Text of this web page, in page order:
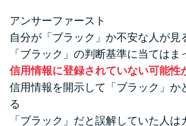
カードローンの見
得した話
最速！最短40分で
アンサーファースト
自分が「ブラック」か不安な人が見
「ブラック」の判断基準に当ては
信用情報に登録されていない可能性
信用情報を開示して「ブラック」か
る
「ブラック」だと誤解していた人は